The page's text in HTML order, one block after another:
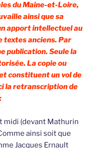
du Maine-et-Loire,
ainsi que sa
apport intellectuel au
textes anciens. Par
publication. Seule la
La copie ou
constituent un vol de
la retranscription de
midi (devant Mathurin
ainsi soit que
Jacques Ernault